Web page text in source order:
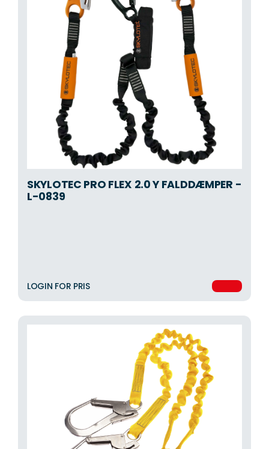
SKYLOTEC PRO FLEX 2.0 Y FALDDÆMPER -
L-0839
LOGIN FOR PRIS